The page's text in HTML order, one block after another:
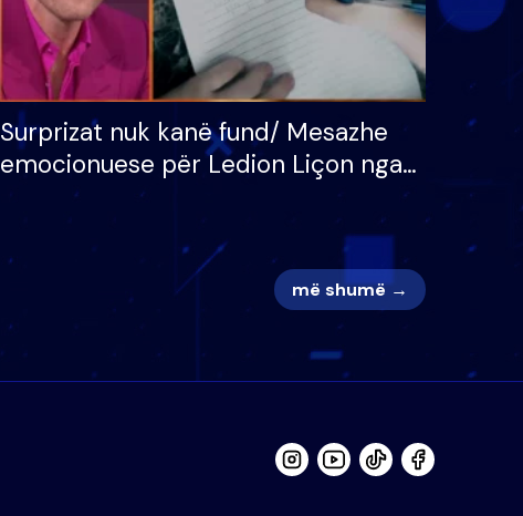
Surprizat nuk kanë fund/ Mesazhe
emocionuese për Ledion Liçon nga
nëna dhe fëmijët e tij, moderatori
nuk i mban dot lotët: Nuk meritoj…
më shumë →